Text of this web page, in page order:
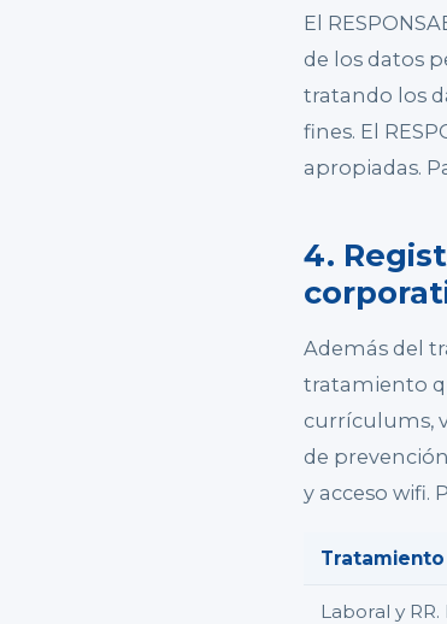
El
de los datos
tratando los
fines. El
apropiadas.
4.
Además del
tratamiento
currículums,
de
y acceso
Tratamiento
Laboral y RR.